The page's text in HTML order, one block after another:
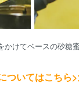
かけてベースの砂糖
ついてはこちら